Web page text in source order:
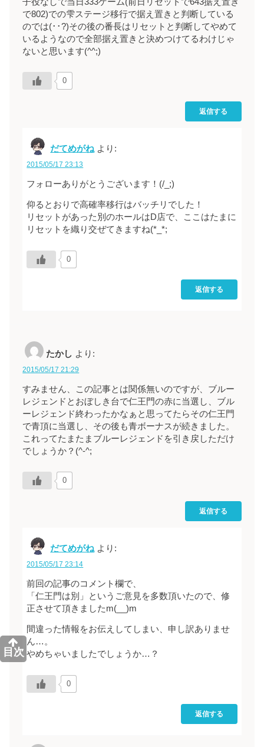
目次
で802)での雫ステージ移行で据え置きと判断している
のでは(･･?)その後の番長はリセットと判断してやめて
いるようなので全部据え置きと決めつけてるわけじゃ
ないと思います(^^;)
0
返信する
だてめがね より:
2015/05/17 23:13
フォローありがとうございます！(/_;)
仰るとおりで高確率移行はバッチリでした！
リセットがあった別のホールはD店で、ここはたまに
リセットを織り交ぜてきますね(*_*;
0
返信する
たかし より:
2015/05/17 21:29
すみません、この記事とは関係無いのですが、ブルー
レジェンドとおぼしき台で仁王門の赤に当選し、ブル
ーレジェンド終わったかなぁと思ってたらその仁王門
で青頂に当選し、その後も青ボーナスが続きました。
これってたまたまブルーレジェンドを引き戻しただけ
でしょうか？(^-^;
0
返信する
だてめがね より:
2015/05/17 23:14
前回の記事のコメント欄で、
「仁王門は別」というご意見を多数頂いたので、修
正させて頂きましたm(__)m
間違った情報をお伝えしてしまい、申し訳ありませ
ん…。
やめちゃいましたでしょうか…？
0
返信する